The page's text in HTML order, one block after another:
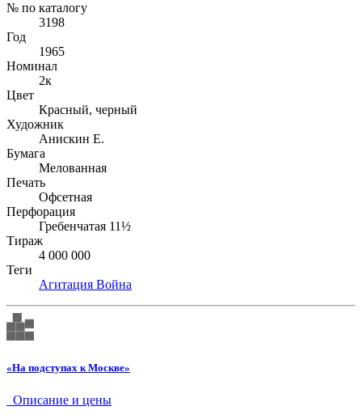
№ по каталогу
3198
Год
1965
Номинал
2к
Цвет
Красный, черный
Художник
Анискин Е.
Бумага
Мелованная
Печать
Офсетная
Перфорация
Гребенчатая 11½
Тираж
4 000 000
Теги
Агитация Война
«На подступах к Москве»
Описание и цены